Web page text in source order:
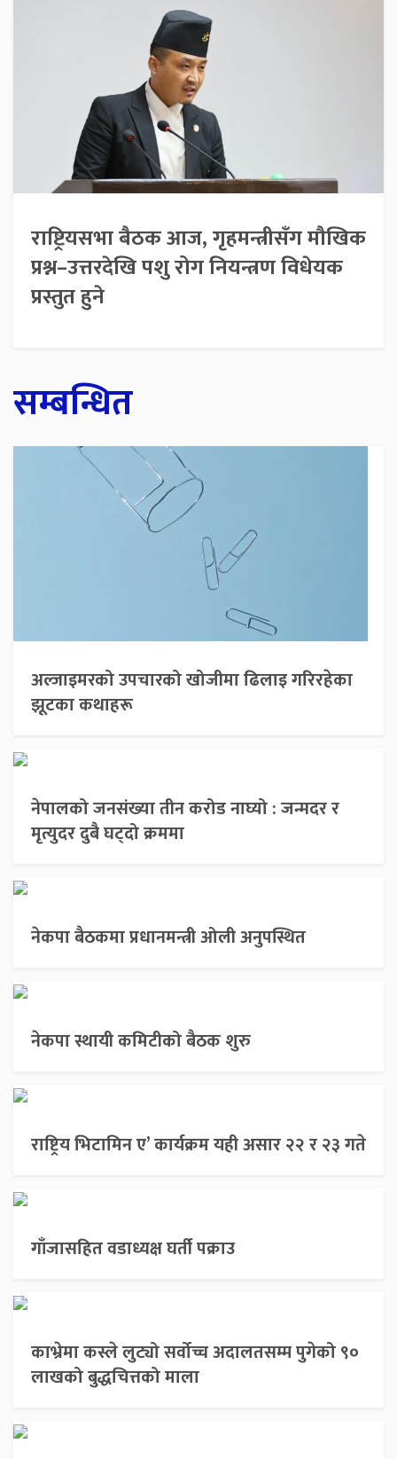
राष्ट्रियसभा बैठक आज, गृहमन्त्रीसँग मौखिक
प्रश्न–उत्तरदेखि पशु रोग नियन्त्रण विधेयक
प्रस्तुत हुने
सम्बन्धित
अल्जाइमरको उपचारको खोजीमा ढिलाइ गरिरहेका
झूटका कथाहरू
नेपालको जनसंख्या तीन करोड नाघ्यो : जन्मदर र
मृत्युदर दुबै घट्दो क्रममा
नेकपा बैठकमा प्रधानमन्त्री ओली अनुपस्थित
नेकपा स्थायी कमिटीको बैठक शुरु
राष्ट्रिय भिटामिन ए’ कार्यक्रम यही असार २२ र २३ गते
गाँजासहित वडाध्यक्ष घर्ती पक्राउ
काभ्रेमा कस्ले लुट्यो सर्वोच्च अदालतसम्म पुगेको ९०
लाखको बुद्धचित्तको माला